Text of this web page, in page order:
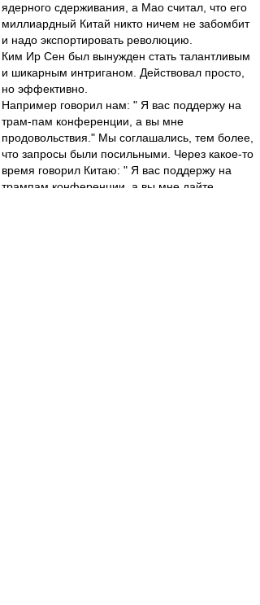
ядерного сдерживания, а Мао считал, что его
миллиардный Китай никто ничем не забомбит
и надо экспортировать революцию.
Ким Ир Сен был вынужден стать талантливым
и шикарным интриганом. Действовал просто,
но эффективно.
Например говорил нам: " Я вас поддержу на
трам-пам конференции, а вы мне
продовольствия." Мы соглашались, тем более,
что запросы были посильными. Через какое-то
время говорил Китаю: " Я вас поддержу на
трампам конференции, а вы мне дайте